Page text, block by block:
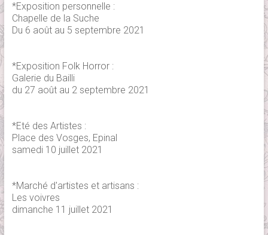
*Exposition personnelle :
Chapelle de la Suche
Du 6 août au 5 septembre 2021
*Exposition Folk Horror :
Galerie du Bailli
du 27 août au 2 septembre 2021
*Eté des Artistes :
Place des Vosges, Epinal
samedi 10 juillet 2021
*Marché d'artistes et artisans :
Les voivres
dimanche 11 juillet 2021